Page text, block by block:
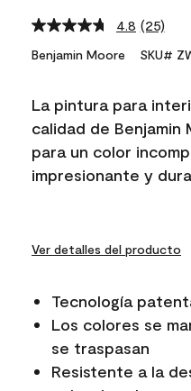
4.8 Read
25
link.
(25)
Benjamin Moore SKU#
La pintura para
calidad de Benjamin
para un color
impresionante y
Ver detalles del producto
Tecnología
Los colores se
se traspasan
Resistente a la